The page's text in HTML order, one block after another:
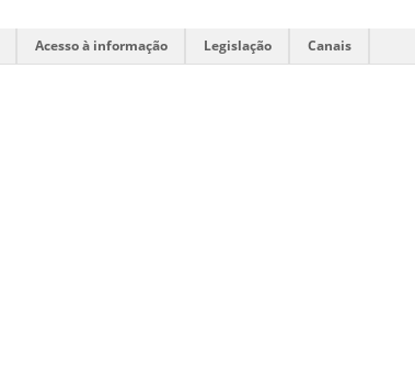
Acesso à informação Legislação Canais